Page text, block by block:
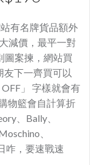
有名牌貨品額外
減價，最平一對
圖案揀，網站買
下一齊買可以
」 字樣就會有
物籃會自計算折
、Bally、
、
咋，要速戰速